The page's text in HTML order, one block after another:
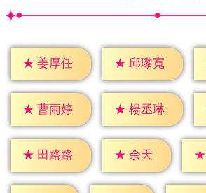
★ 姜厚任 ★ 邱瓈寬
★ 曹雨婷 ★ 楊丞琳
★ 田路路 ★ 余天 ★